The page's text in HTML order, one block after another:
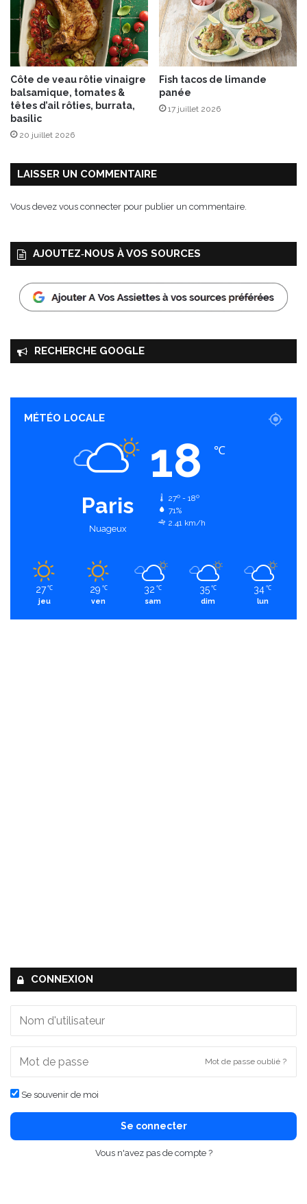
l
a
à
l
a
a
e
l
o
ë
lCôte de veau rôtie vinaigre
balsamique, tomates &
têtes d’ail rôties, burrata,
basilic
20 juillet 2026
Fish tacos de limande
panée
17 juillet 2026
LAISSER UN COMMENTAIRE
Vous devez vous connecter pour publier un commentaire.
AJOUTEZ‑NOUS À VOS SOURCES
RECHERCHE GOOGLE
MÉTÉO LOCALE
Paris
Nuageux
18 ℃
27º - 18º
71%
2.41 km/h
27 ℃
jeu
29 ℃
ven
32 ℃
sam
35 ℃
dim
34 ℃
lun
CONNEXION
Mot de passe oublié ?
Se souvenir de moi
Se connecter
Vous n'avez pas de compte ?